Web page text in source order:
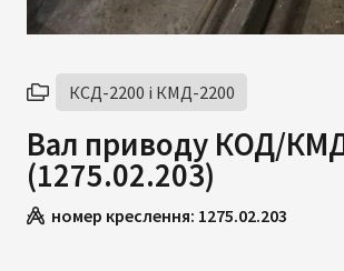
КСД-2200 і КМД-2200
Вал приводу КОД/
(1275.02.203)
номер креслення: 1275.02.203